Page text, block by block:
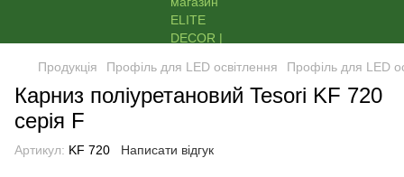
Продукція Профіль для LED освітлення Профіль для LED
Карниз поліуретановий Tesori KF 720
серія F
Артикул: KF 720 Написати відгук